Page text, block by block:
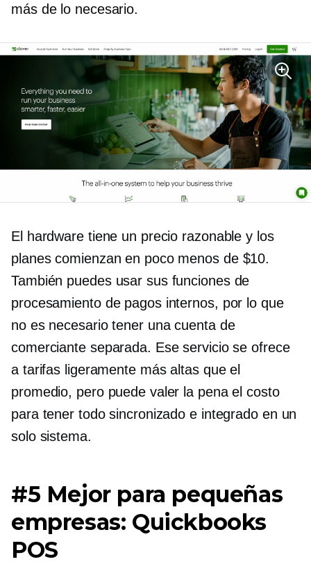
más de lo necesario.
El hardware tiene un precio razonable y los
planes comienzan en poco menos de $10.
También puedes usar sus funciones de
procesamiento de pagos internos, por lo que
no es necesario tener una cuenta de
comerciante separada. Ese servicio se ofrece
a tarifas ligeramente más altas que el
promedio, pero puede valer la pena el costo
para tener todo sincronizado e integrado en un
solo sistema.
#5 Mejor para pequeñas
empresas: Quickbooks
POS